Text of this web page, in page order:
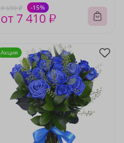
8 690 ₽ -15%
от 7 410 ₽
Акция